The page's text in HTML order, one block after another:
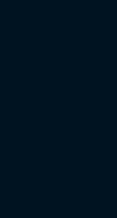
Die Optionen